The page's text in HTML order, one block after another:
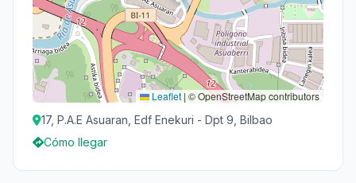
Leaflet | © OpenStreetMap contributors
17, P.A.E Asuaran, Edf Enekuri - Dpt 9, Bilbao
Cómo llegar